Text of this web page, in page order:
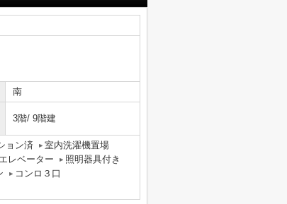
南
3階/ 9階建
ョン済
室内洗濯機置場
エレベーター
照明器具付き
コンロ３口